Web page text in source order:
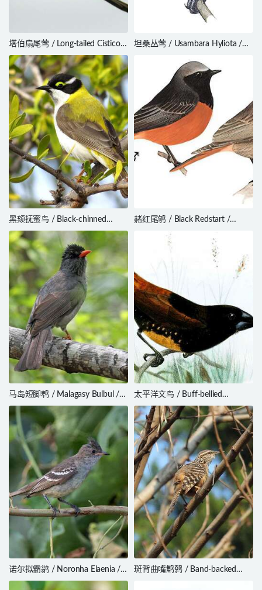
塔伯扇尾莺 / Long-tailed Cisticola
/ Cisticola angusticauda
坦桑丛莺 / Usambara Hyliota /
黑颏抚蜜鸟 / Black-chinned
Honeyeater / Melithreptus gularis
赭红尾鸲 / Black Redstart /
马岛短脚鹎 / Malagasy Bulbul /
Hypsipetes madagascariensis
太平洋文鸟 / Buff-bellied
Mannikin / Lonchura melaena
诺尔拟霸鹟 / Noronha Elaenia /
Elaenia ridleyana
斑背曲嘴鹪鹩 / Band-backed